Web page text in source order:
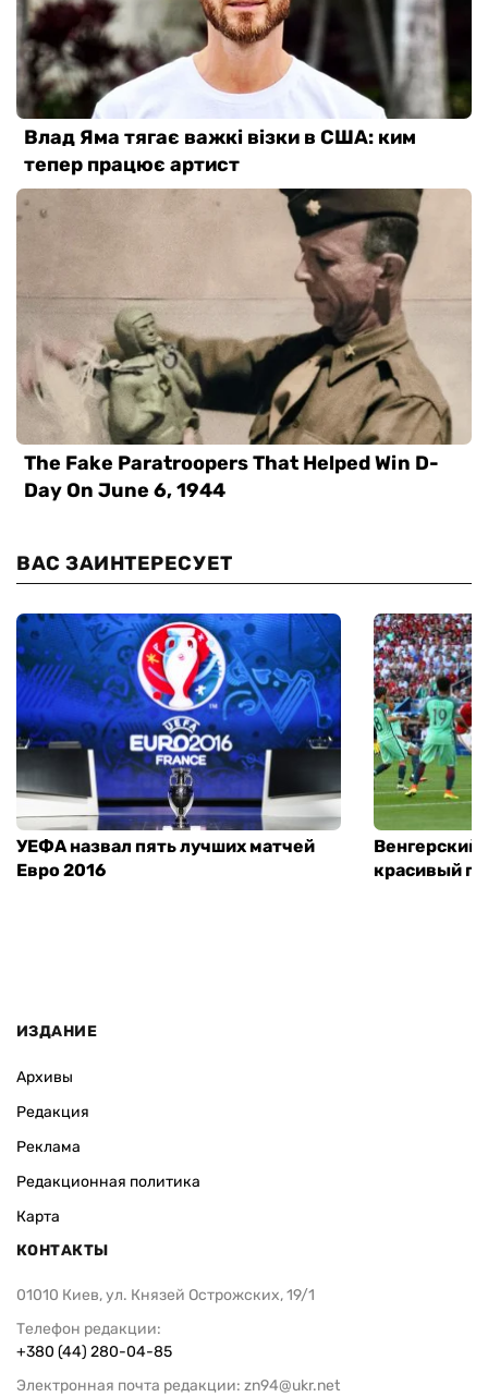
ВАС ЗАИНТЕРЕСУЕТ
УЕФА назвал пять лучших матчей
Евро 2016
Венгерский
красивый
ИЗДАНИЕ
Архивы
Редакция
Реклама
Редакционная политика
Карта
КОНТАКТЫ
01010 Киев, ул. Князей Острожских, 19/1
Телефон редакции:
+380 (44) 280-04-85
Электронная почта редакции: zn94@ukr.net